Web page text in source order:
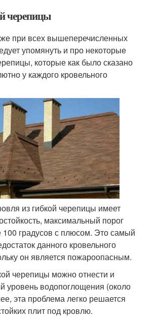
черепицы
при всех вышеперечисленных
упомянуть и про некоторые
которые как было сказано
у каждого кровельного
из гибкой черепицы имеет
максимальный порог
100 градусов с плюсом. Это самый
данного кровельного
он является пожароопасным.
черепицы можно отнести и
уровень водопоглощения (около
эта проблема легко решается
плит под кровлю.